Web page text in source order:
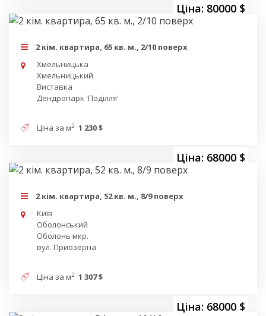
Ціна: 80000 $
2 кім. квартира, 65 кв. м., 2/10 поверх
Хмельницька
Хмельницький
Виставка
Дендропарк 'Поділля'
Ціна за м2 1 230 $
Ціна: 68000 $
2 кім. квартира, 52 кв. м., 8/9 поверх
Київ
Оболонський
Оболонь мкр.
вул. Приозерна
Ціна за м2 1 307 $
Ціна: 68000 $